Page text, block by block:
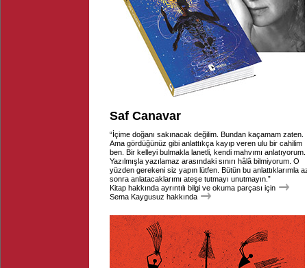
Saf Canavar
“İçime doğanı sakınacak değilim. Bundan kaçamam zaten.
Ama gördüğünüz gibi anlattıkça kayıp veren ulu bir cahilim
ben. Bir kelleyi bulmakla lanetli, kendi mahvımı anlatıyorum.
Yazılmışla yazılamaz arasındaki sınırı hâlâ bilmiyorum. O
yüzden gerekeni siz yapın lütfen. Bütün bu anlattıklarımla
sonra anlatacaklarımı ateşe tutmayı unutmayın.”
Kitap hakkında ayrıntılı bilgi ve okuma parçası için
Sema Kaygusuz hakkında